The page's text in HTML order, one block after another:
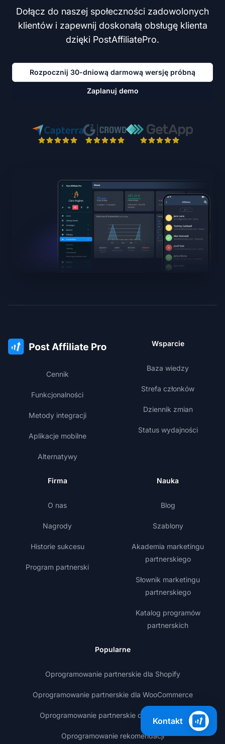
Dołącz do naszej społeczności zadowolonych
klientów i zapewnij doskonałą obsługę klienta
dzięki PostAffiliatePro.
Rozpocznij 30-dniową darmową wersję próbną
Zaplanuj demo
Cennik
Funkcjonalności
Metody integracji
Aplikacje mobilne
Alternatywy
Wsparcie
Baza wiedzy
Strefa członków
Dziennik zmian
Status wydajności
Firma
O nas
Nagrody
Historie sukcesu
Program partnerski
Nauka
Blog
Szablony
Akademia marketingu
partnerskiego
Słownik marketingu
partnerskiego
Katalog programów
partnerskich
Popularne
Oprogramowanie partnerskie dla Shopify
Oprogramowanie partnerskie dla WooCommerce
Oprogramowanie partnerskie dla WordPress
Oprogramowanie rekomendacji
Kontakt